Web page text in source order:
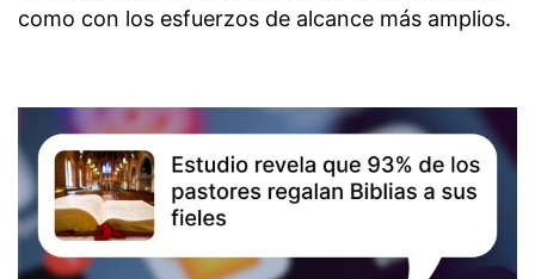
como con los esfuerzos de alcance más amplios.